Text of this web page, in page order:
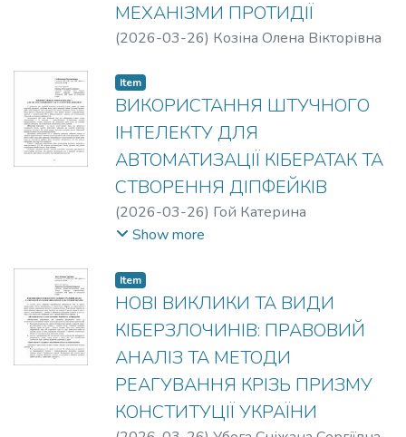
МЕХАНІЗМИ ПРОТИДІЇ
(2026-03-26) Козіна Олена Вікторівна
Item
ВИКОРИСТАННЯ ШТУЧНОГО
ІНТЕЛЕКТУ ДЛЯ
АВТОМАТИЗАЦІЇ КІБЕРАТАК ТА
СТВОРЕННЯ ДІПФЕЙКІВ
(2026-03-26) Гой Катерина
Володимирівна
Show more
Item
НОВІ ВИКЛИКИ ТА ВИДИ
КІБЕРЗЛОЧИНІВ: ПРАВОВИЙ
АНАЛІЗ ТА МЕТОДИ
РЕАГУВАННЯ КРІЗЬ ПРИЗМУ
КОНСТИТУЦІЇ УКРАЇНИ